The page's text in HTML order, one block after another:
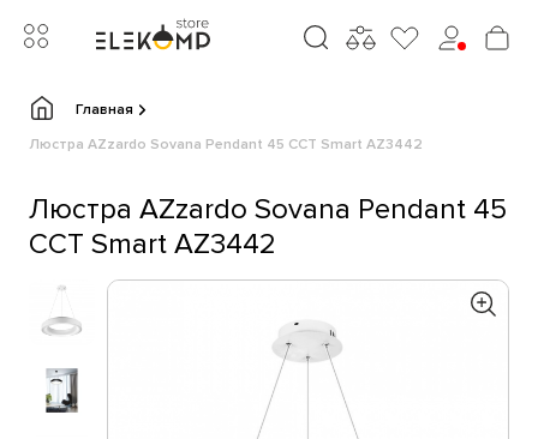
Главная
Люстра AZzardo Sovana Pendant 45 CCT Smart AZ3442
Люстра AZzardo Sovana Pendant 45
CCT Smart AZ3442